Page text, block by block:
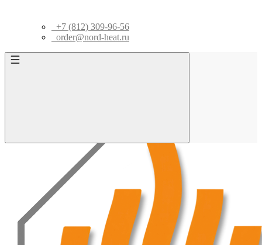
+7 (812) 309-96-56
order@nord-heat.ru